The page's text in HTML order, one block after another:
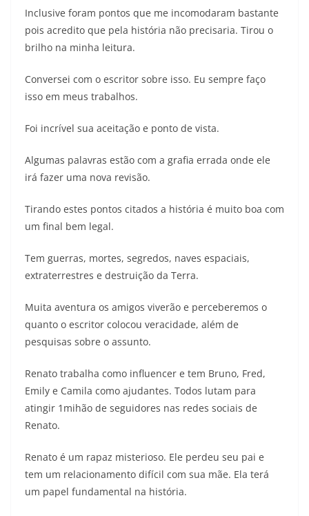
Inclusive foram pontos que me incomodaram bastante
pois acredito que pela história não precisaria. Tirou o
brilho na minha leitura.
Conversei com o escritor sobre isso. Eu sempre faço
isso em meus trabalhos.
Foi incrível sua aceitação e ponto de vista.
Algumas palavras estão com a grafia errada onde ele
irá fazer uma nova revisão.
Tirando estes pontos citados a história é muito boa com
um final bem legal.
Tem guerras, mortes, segredos, naves espaciais,
extraterrestres e destruição da Terra.
Muita aventura os amigos viverão e perceberemos o
quanto o escritor colocou veracidade, além de
pesquisas sobre o assunto.
Renato trabalha como influencer e tem Bruno, Fred,
Emily e Camila como ajudantes. Todos lutam para
atingir 1mihão de seguidores nas redes sociais de
Renato.
Renato é um rapaz misterioso. Ele perdeu seu pai e
tem um relacionamento difícil com sua mãe. Ela terá
um papel fundamental na história.